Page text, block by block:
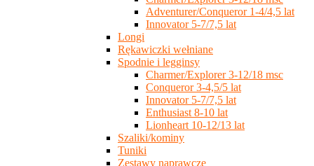
Adventurer/Conqueror 1-4/4,5 lat
Innovator 5-7/7,5 lat
Longi
Rękawiczki wełniane
Spodnie i legginsy
Charmer/Explorer 3-12/18 msc
Conqueror 3-4,5/5 lat
Innovator 5-7/7,5 lat
Enthusiast 8-10 lat
Lionheart 10-12/13 lat
Szaliki/kominy
Tuniki
Zestawy naprawcze